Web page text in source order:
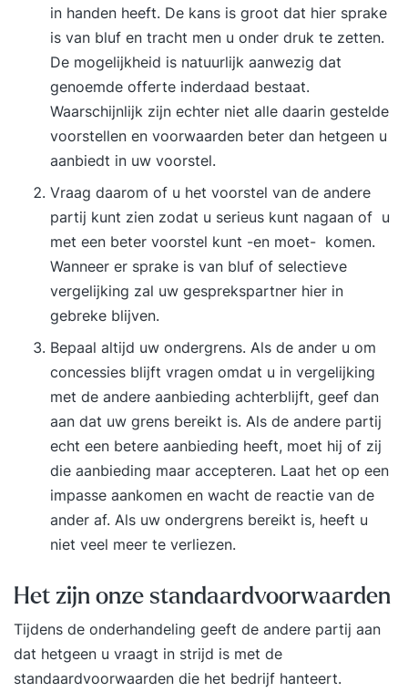
persoonlijke leerdoelen en actiepunten voor de
komende periode. 17:00 uur Einde training Dag 2
09:30 uur Start training Terugkoppeling op de
tussenliggende periode en behaalde ervaringen.
Herkennen en voorkomen van kritische valkuilen
en tactische fouten. Leren van bewezen
strategieën en succesvolle praktijkcases.
Effectief handelen onder spanning, tijdsdruk en
weerstand. Herkennen en benutten van non-
verbale signalen en verborgen boodschappen.
Doelgericht toewerken naar een overeenkomst
met wederzijds commitment. Evaluatie van de
training en opstellen van een persoonlijk
Je training in 3 stappen Stap 1. Je start met een
persoonlijke intake Voorafgaand aan de training
vul je een online intake in. Wil je liever je
persoonlijke leerdoelen toelichten? Dan plannen
we graag een telefonisch intakegesprek met je in.
Op basis van je leerdoelen, achtergrond en
aandachtspunten plaatsen we je in een
trainingsgroep met vergelijkbare professionals.
Zo sluit de training optimaal aan op jouw situatie
inspirerende en praktijkgerichte training De
tweedaagse training ‘Onderhandelen Nieuwe Stijl’
wordt verspreid over twee weken gegeven. De
trainingsdagen bestaan uit inspirerende
in handen heeft. De kans is groot dat hier sprake
is van bluf en tracht men u onder druk te zetten.
De mogelijkheid is natuurlijk aanwezig dat
genoemde offerte inderdaad bestaat.
Waarschijnlijk zijn echter niet alle daarin gestelde
voorstellen en voorwaarden beter dan hetgeen u
aanbiedt in uw voorstel.
Vraag daarom of u het voorstel van de andere
partij kunt zien zodat u serieus kunt nagaan of u
met een beter voorstel kunt -en moet- komen.
Wanneer er sprake is van bluf of selectieve
vergelijking zal uw gesprekspartner hier in
gebreke blijven.
Bepaal altijd uw ondergrens. Als de ander u om
concessies blijft vragen omdat u in vergelijking
met de andere aanbieding achterblijft, geef dan
aan dat uw grens bereikt is. Als de andere partij
echt een betere aanbieding heeft, moet hij of zij
die aanbieding maar accepteren. Laat het op een
impasse aankomen en wacht de reactie van de
ander af. Als uw ondergrens bereikt is, heeft u
niet veel meer te verliezen.
Het zijn onze standaardvoorwaarden
Tijdens de onderhandeling geeft de andere partij aan
dat hetgeen u vraagt in strijd is met de
standaardvoorwaarden die het bedrijf hanteert.